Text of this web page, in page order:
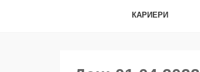
КАРИЕРИ